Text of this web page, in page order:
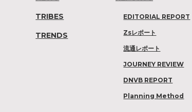
TRIBES
TRENDS
EDITORIAL REPORT
Zsレポート
流通レポート
JOURNEY REVIEW
DNVB REPORT
Planning Method